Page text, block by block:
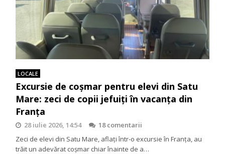
LOCALE
Excursie de coșmar pentru elevi din Satu
Mare: zeci de copii jefuiți în vacanța din
Franța
28 iulie 2026, 14:54
18 comentarii
Zeci de elevi din Satu Mare, aflați într-o excursie în Franța, au
trăit un adevărat coșmar chiar înainte de a…